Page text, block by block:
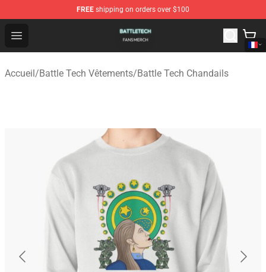
FREE shipping on orders over $100
Open menu
Battle Tech Shop - Official Battle Tech Merchandise Store
Accueil/Battle Tech Vêtements/Battle Tech Chandails